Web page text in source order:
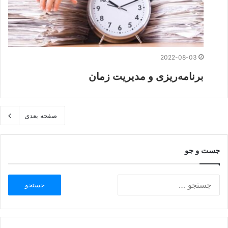
2022-08-03
برنامه‌ریزی و مدیریت زمان
صفحه بعدی
جست و جو